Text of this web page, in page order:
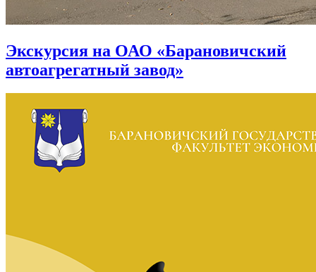
Экскурсия на ОАО «Барановичский
автоагрегатный завод»